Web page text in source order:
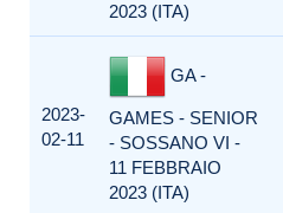
2023 (ITA)
2023-
02-11
GA -
GAMES - SENIOR
- SOSSANO VI -
11 FEBBRAIO
2023 (ITA)